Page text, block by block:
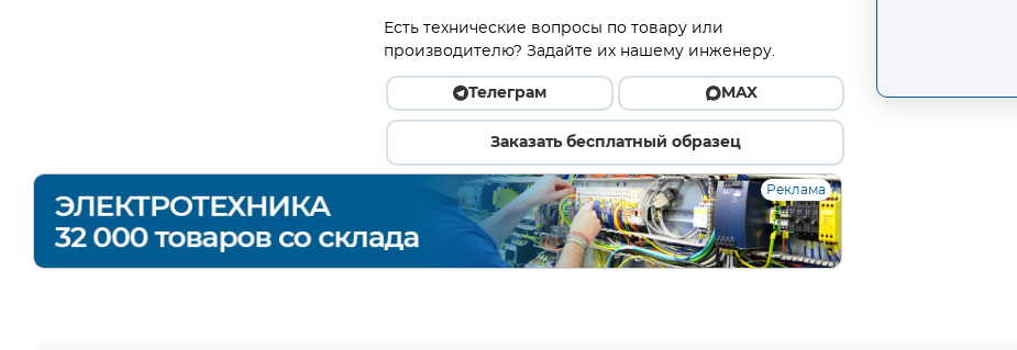
Есть технические вопросы по товару или
производителю? Задайте их нашему инженеру.
Телеграм MAX
Заказать бесплатный образец
Реклама